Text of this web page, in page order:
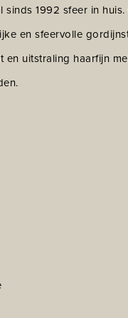
sinds 1992 sfeer in
en sfeervolle
en uitstraling haarfijn